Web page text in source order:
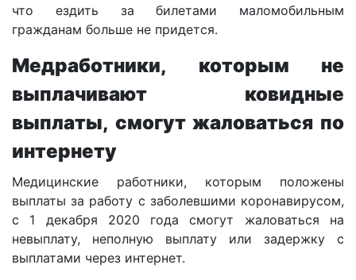
что ездить за билетами маломобильным
гражданам больше не придется.
Медработники, которым не
выплачивают ковидные
выплаты, смогут жаловаться по
интернету
Медицинские работники, которым положены
выплаты за работу с заболевшими коронавирусом,
с 1 декабря 2020 года смогут жаловаться на
невыплату, неполную выплату или задержку с
выплатами через интернет.